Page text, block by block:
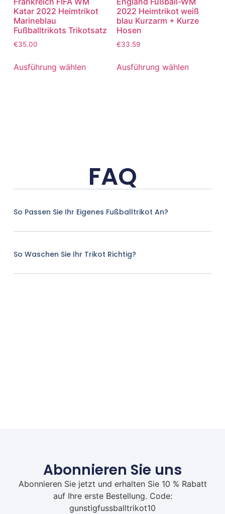
Katar 2022 Heimtrikot
Marineblau
Fußballtrikots Trikotsatz
€35.00
Ausführung wählen
2022 Heimtrikot weiß
blau Kurzarm + Kurze
Hosen
€33.59
Ausführung wählen
FAQ
So Passen Sie Ihr Eigenes Fußballtrikot An?
So Waschen Sie Ihr Trikot Richtig?
Abonnieren Sie uns
Abonnieren Sie jetzt und erhalten Sie 10 % Rabatt
auf Ihre erste Bestellung. Code:
gunstigfussballtrikot10